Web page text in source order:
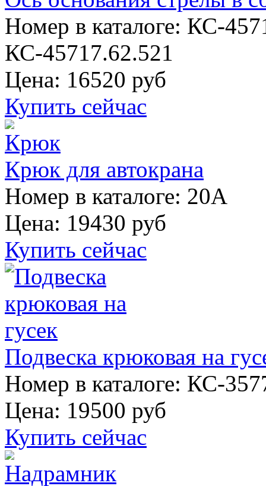
Номер в каталоге: КС-
КС-45717.62.521
Цена: 16520 руб
Купить сейчас
Крюк для автокрана
Номер в каталоге: 20А
Цена: 19430 руб
Купить сейчас
Подвеска крюковая на
Номер в каталоге: КС-
Цена: 19500 руб
Купить сейчас